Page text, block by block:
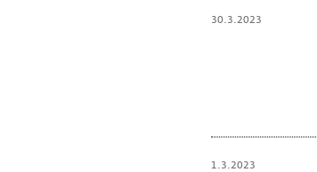
30.3.2023
1.3.2023